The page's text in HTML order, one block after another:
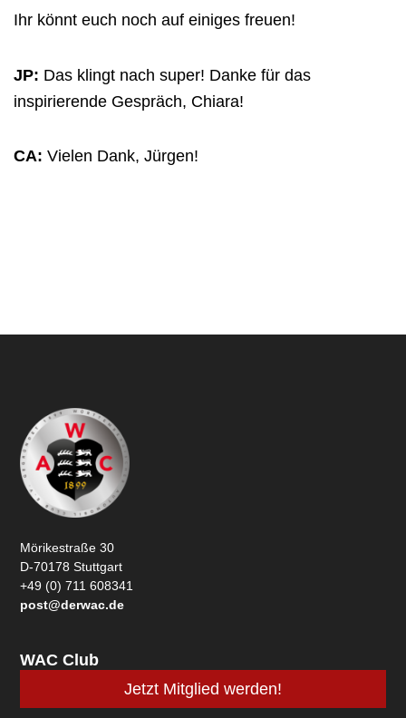
Ihr könnt euch noch auf einiges freuen!
JP: Das klingt nach super! Danke für das
inspirierende Gespräch, Chiara!
CA: Vielen Dank, Jürgen!
Mörikestraße 30
D-70178 Stuttgart
+49 (0) 711 608341
post@derwac.de
WAC Club
Jetzt Mitglied werden!